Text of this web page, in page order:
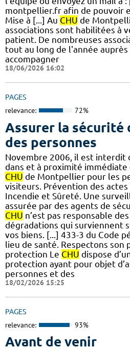
montpellier.fr afin de pouvoir
Mise à [...] Au CHU de
associations sont habilitées à
patient. De nombreuses
tout au long de l'année
accompagner
18/06/2026 16:02
PAGES
relevance: 72%
Assurer la sécurité
des personnes
Novembre 2006, il est
dans et à proximité
CHU de Montpellier pour les
visiteurs. Prévention des
Incendie et Sûreté. Une
assurée par des agents de
CHU n’est pas responsable
dégradations qui surviennent
vos biens. [...] 433-3 du Code
lieu de santé. Respectons son
protection Le CHU dispose
protection ayant pour objet
personnes et des
18/02/2026 15:25
PAGES
relevance: 93%
Avant de venir